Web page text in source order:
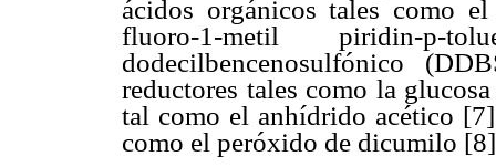
ácidos orgánicos tales como
fluoro-1-metil piridin-p-
dodecilbencenosulfónico
reductores tales como la
tal como el anhídrido acético
como el peróxido de dicumilo